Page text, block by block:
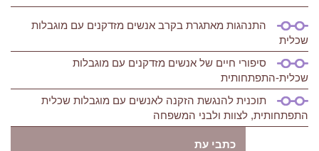
התנהגות מאתגרת בקרב אנשים מזדקנים עם מוגבלות
שכלית
סיפורי חיים של אנשים מזדקנים עם מוגבלות
שכלית-התפתחותית
תוכנית להנגשת הזקנה לאנשים עם מוגבלות שכלית
התפתחותית, לצוות ולבני המשפחה
כתבי עת